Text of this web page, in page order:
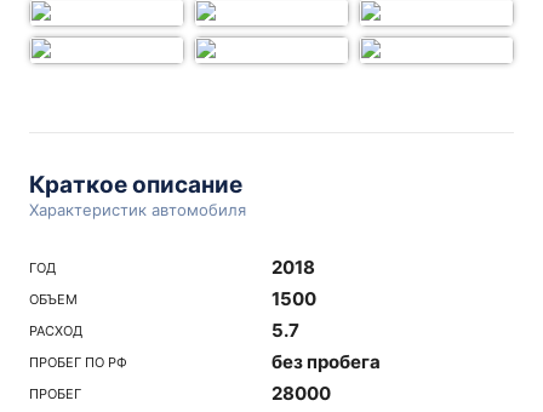
Краткое описание
Характеристик автомобиля
ГОД 2018
ОБЪЕМ 1500
РАСХОД 5.7
ПРОБЕГ ПО РФ без пробега
ПРОБЕГ 28000